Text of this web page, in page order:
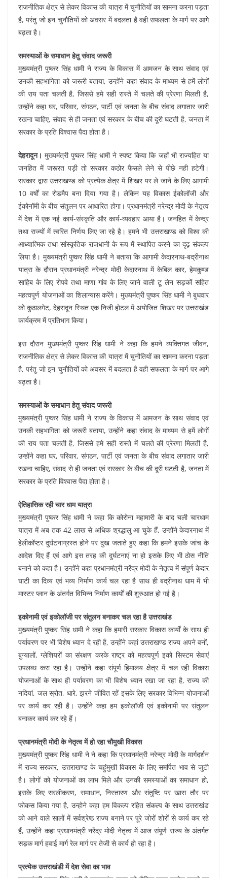
राजनीतिक क्षेत्र से लेकर विकास की यात्रा में चुनौतियों का सामना करना पड़ता
है, परंतु जो इन चुनौतियों को अवसर में बदलता है वही सफलता के मार्ग पर आगे
बढ़ता है।
समस्याओं के समाधान हेतु संवाद जरूरी
मुख्यमंत्री पुष्कर सिंह धामी ने राज्य के विकास में आमजन के साथ संवाद एवं
उनकी सहभागिता को जरूरी बताया, उन्होंने कहा संवाद के माध्यम से हमें लोगों
की राय पता चलती है, जिससे हमे सही रास्ते में चलते की प्रेरणा मिलती है,
उन्होंने कहा घर, परिवार, संगठन, पार्टी एवं जनता के बीच संवाद लगातार जारी
रखना चाहिए, संवाद से ही जनता एवं सरकार के बीच की दूरी घटती है, जनता में
सरकार के प्रति विश्वास पैदा होता है।
देहरादून। मुख्यमंत्री पुष्कर सिंह धामी ने स्पष्ट किया कि जहाँ भी राज्यहित या
जनहित में जरूरत पड़ी तो सरकार कठोर फैसले लेने से पीछे नही हटेगी।
सरकार द्वारा उत्तराखण्ड को प्रत्येक क्षेत्र में शिखर पर ले जाने के लिए आगामी
10 वर्षों का रोडमैप बना दिया गया है। लेकिन यह विकास ईकोलॉजी और
ईकोनॉमी के बीच संतुलन पर आधारित होगा। प्रधानमंत्री नरेन्द्र मोदी के नेतृत्व
में देश में एक नई कार्य-संस्कृति और कार्य-व्यवहार आया है। जनहित में केन्द्र
तथा राज्यों में त्वरित निर्णय लिए जा रहे है। हमने भी उत्तराखण्ड को विश्व की
आध्यात्मिक तथा सांस्कृतिक राजधानी के रूप में स्थापित करने का दृढ़ संकल्प
लिया है। मुख्यमंत्री पुष्कर सिंह धामी ने बताया कि आगामी केदारनाथ-बद्रीनाथ
यात्रा के दौरान प्रधानमंत्री नरेन्द्र मोदी केदारनाथ में केबिल कार, हेमकुण्ड
साहिब के लिए रोपवे तथा माणा गांव के लिए जाने वाली टू लेन सड़कों सहित
महत्वपूर्ण योजनाओं का शिलान्यास करेंगे। मुख्यमंत्री पुष्कर सिंह धामी ने बुधवार
को कुठालगेट, देहरादून स्थित एक निजी होटल में अयोजित शिखर पर उत्तराखंड
कार्यक्रम में प्रतिभाग किया।
इस दौरान मुख्यमंत्री पुष्कर सिंह धामी ने कहा कि हमने व्यक्तिगत जीवन,
राजनीतिक क्षेत्र से लेकर विकास की यात्रा में चुनौतियों का सामना करना पड़ता
है, परंतु जो इन चुनौतियों को अवसर में बदलता है वही सफलता के मार्ग पर आगे
बढ़ता है।
समस्याओं के समाधान हेतु संवाद जरूरी
मुख्यमंत्री पुष्कर सिंह धामी ने राज्य के विकास में आमजन के साथ संवाद एवं
उनकी सहभागिता को जरूरी बताया, उन्होंने कहा संवाद के माध्यम से हमें लोगों
की राय पता चलती है, जिससे हमे सही रास्ते में चलते की प्रेरणा मिलती है,
उन्होंने कहा घर, परिवार, संगठन, पार्टी एवं जनता के बीच संवाद लगातार जारी
रखना चाहिए, संवाद से ही जनता एवं सरकार के बीच की दूरी घटती है, जनता में
सरकार के प्रति विश्वास पैदा होता है।
ऐतिहासिक रही चार धाम यात्रा
मुख्यमंत्री पुष्कर सिंह धामी ने कहा कि कोरोना महामारी के बाद चली चारधाम
यात्रा में अब तक 42 लाख से अधिक श्रद्धालु आ चुके हैं, उन्होंने केदारनाथ में
हेलीकॉप्टर दुर्घटनाग्रस्त होने पर दुख जताते हुए कहा कि हमने इसके जांच के
आदेश दिए हैं एवं आगे इस तरह की दुर्घटनाएं ना हो इसके लिए भी ठोस नीति
बनाने को कहा है। उन्होंने कहा प्रधानमंत्री नरेंद्र मोदी के नेतृत्व में संपूर्ण केदार
घाटी का दिव्य एवं भव्य निर्माण कार्य चल रहा है साथ ही बद्रीनाथ धाम में भी
मास्टर प्लान के अंतर्गत विभिन्न निर्माण कार्यों की शुरुआत हो गई है।
इकोनामी एवं इकोलॉजी पर संतुलन बनाकर चल रहा है उत्तराखंड
मुख्यमंत्री पुष्कर सिंह धामी ने कहा कि हमारी सरकार विकास कार्यों के साथ ही
पर्यावरण पर भी विशेष ध्यान दे रही है, उन्होंने कहां उत्तराखण्ड राज्य अपने वनों,
बुग्यालों, ग्लेशियरों का संरक्षण करके राष्ट्र को महत्वपूर्ण इको सिस्टम सेवाएं
उपलब्ध करा रहा है। उन्होंने कहा संपूर्ण हिमालय क्षेत्र में चल रही विकास
योजनाओं के साथ ही पर्यावरण का भी विशेष ध्यान रखा जा रहा है, राज्य की
नदियां, जल स्रोत, धारे, झरने जीवित रहें इसके लिए सरकार विभिन्न योजनाओं
पर कार्य कर रही है। उन्होंने कहा हम इकोलॉजी एवं इकोनामी पर संतुलन
बनाकर कार्य कर रहे हैं।
प्रधानमंत्री मोदी के नेतृत्व में हो रहा चौमुखी विकास
मुख्यमंत्री पुष्कर सिंह धामी ने ने कहा कि प्रधानमंत्री नरेन्द्र मोदी के मार्गदर्शन
में राज्य सरकार, उत्तराखण्ड के चहुंमुखी विकास के लिए समर्पित भाव से जुटी
है। लोगों को योजनाओं का लाभ मिले और उनकी समस्याओं का समाधान हो,
इसके लिए सरलीकरण, समाधान, निस्तारण और संतुष्टि पर खास तौर पर
फोकस किया गया है, उन्होने कहा हम विकल्प रहित संकल्प के साथ उत्तराखंड
को आने वाले सालों में सर्वश्रेष्ठ राज्य बनाने पर पूरे जोरों शोरों से कार्य कर रहे
हैं, उन्होंने कहा प्रधानमंत्री नरेंद्र मोदी नेतृत्व में आज संपूर्ण राज्य के अंतर्गत
सड़क मार्ग हवाई मार्ग रेल मार्ग पर तेजी से कार्य हो रहा है।
प्रत्येक उत्तराखंडी में देश सेवा का भाव